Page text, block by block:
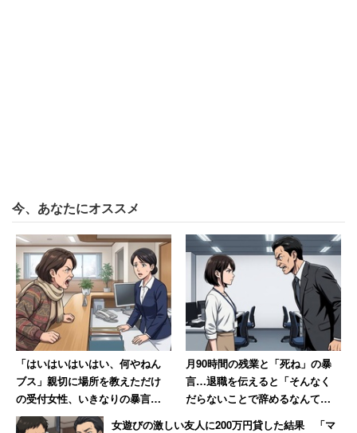
今、あなたにオススメ
「はいはいはいはい、何やねん
ブス」親切に場所を教えただけ
の受付女性、いきなりの暴言に
絶句
月90時間の残業と「死ね」の暴
言…退職を伝えると「そんなく
だらないことで辞めるなんて」
→10年後、会社は倒産
女遊びの激しい友人に200万円貸した結果 「マ